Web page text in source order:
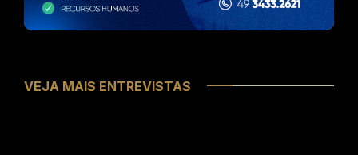
VEJA MAIS ENTREVISTAS